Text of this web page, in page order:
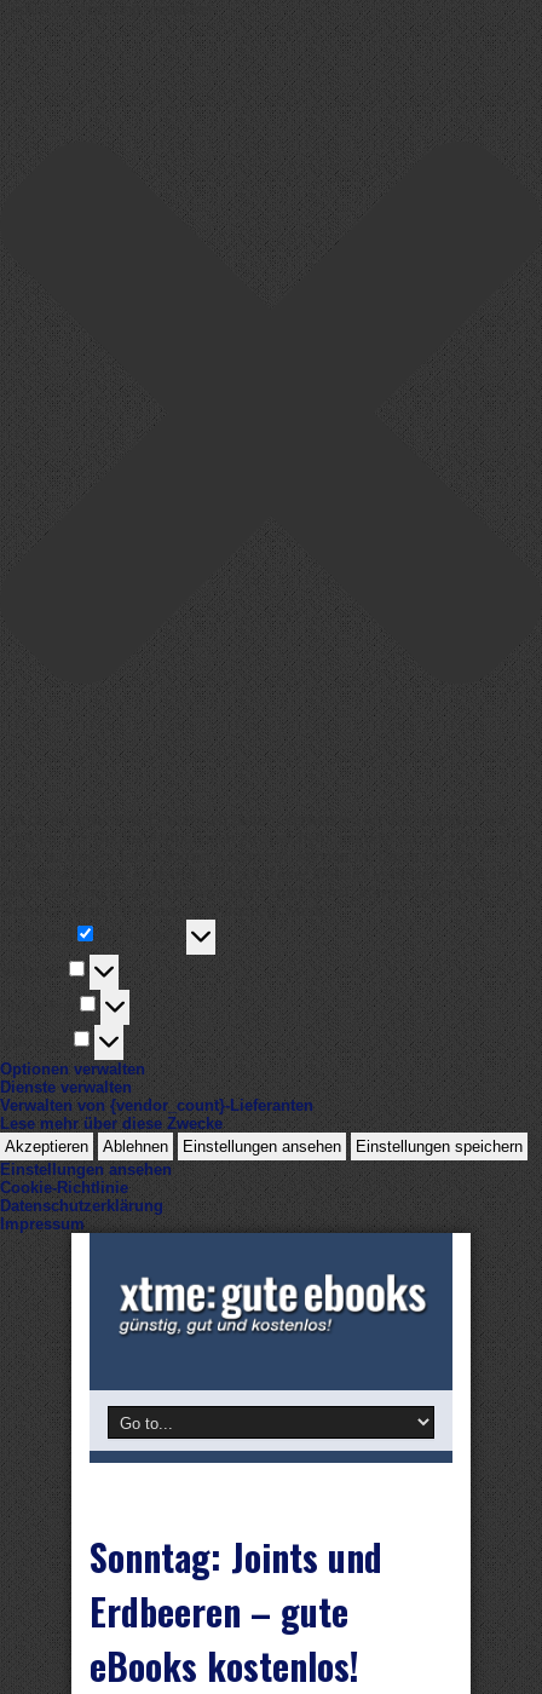
Cookie-Zustimmung verwalten
Um dir ein optimales Erlebnis zu bieten, verwenden wir Technologien wie
Cookies, um Geräteinformationen zu speichern und/oder darauf zuzugreifen.
Wenn du diesen Technologien zustimmst, können wir Daten wie das
Surfverhalten oder eindeutige IDs auf dieser Website verarbeiten. Wenn du
deine Zustimmung nicht erteilst oder zurückziehst, können bestimmte
Merkmale und Funktionen beeinträchtigt werden.
Funktional
Funktional
Immer aktiv
Vorlieben
Vorlieben
Statistiken Statistiken
Marketing
Marketing
Optionen verwalten
Dienste verwalten
Verwalten von {vendor_count}-Lieferanten
Lese mehr über diese Zwecke
Akzeptieren
Ablehnen Einstellungen ansehen
Einstellungen speichern
Einstellungen ansehen
Cookie-Richtlinie
Datenschutzerklärung
Impressum
Sonntag: Joints und
Erdbeeren – gute
eBooks kostenlos!